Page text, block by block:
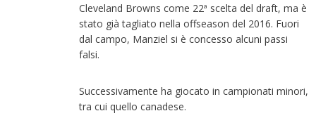
Cleveland Browns come 22ª scelta del draft, ma è
stato già tagliato nella offseason del 2016. Fuori
dal campo, Manziel si è concesso alcuni passi
falsi.
Successivamente ha giocato in campionati minori,
tra cui quello canadese.